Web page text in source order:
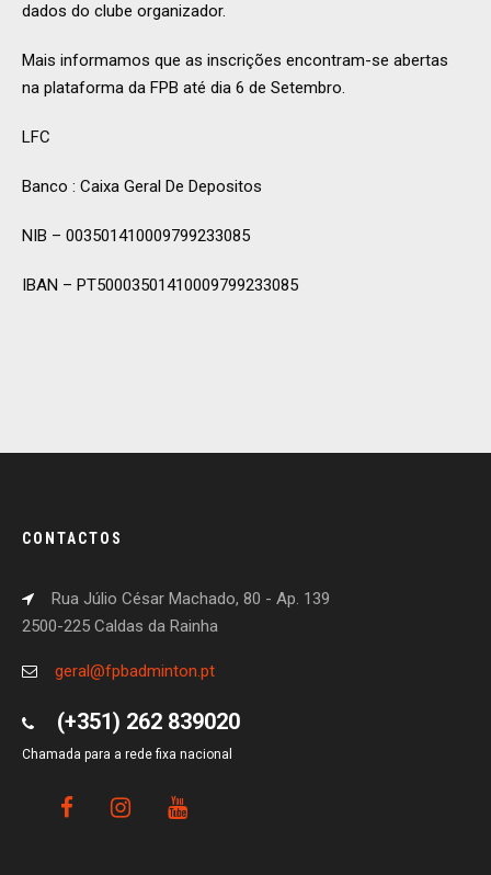
dados do clube organizador.
Mais informamos que as inscrições encontram-se abertas
na plataforma da FPB até dia 6 de Setembro.
LFC
Banco : Caixa Geral De Depositos
NIB – 003501410009799233085
IBAN – PT50003501410009799233085
CONTACTOS
Rua Júlio César Machado, 80 - Ap. 139
2500-225 Caldas da Rainha
geral@fpbadminton.pt
(+351) 262 839020
Chamada para a rede fixa nacional